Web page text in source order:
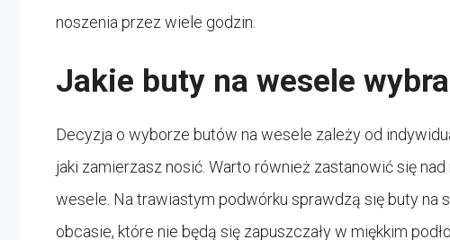
noszenia przez wiele godzin.
Jakie buty na wesele
Decyzja o wyborze butów na wesele zależy od
jaki zamierzasz nosić. Warto również zastanowić się
wesele. Na trawiastym podwórku sprawdzą się buty na
obcasie, które nie będą się zapuszczały w miękkim